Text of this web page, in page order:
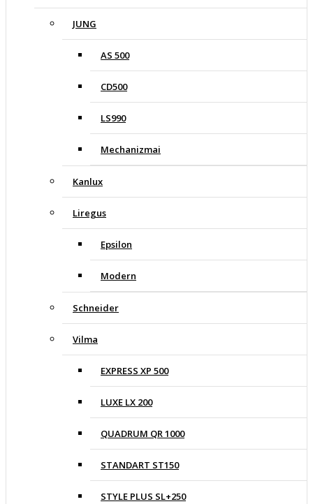
JUNG
AS 500
CD500
LS990
Mechanizmai
Kanlux
Liregus
Epsilon
Modern
Schneider
Vilma
EXPRESS XP 500
LUXE LX 200
QUADRUM QR 1000
STANDART ST150
STYLE PLUS SL+250